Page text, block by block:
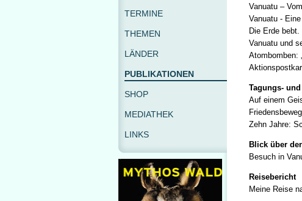
Vanuatu –
Vanuatu -
Die Erde
Vanuatu und
Atombomben:
Tagungs-
Auf einem
Zehn Jahre:
Blick über
Besuch in
Reisebericht
Meine Reise
TERMINE
THEMEN
LÄNDER
PUBLIKATIONEN
SHOP
MEDIATHEK
LINKS